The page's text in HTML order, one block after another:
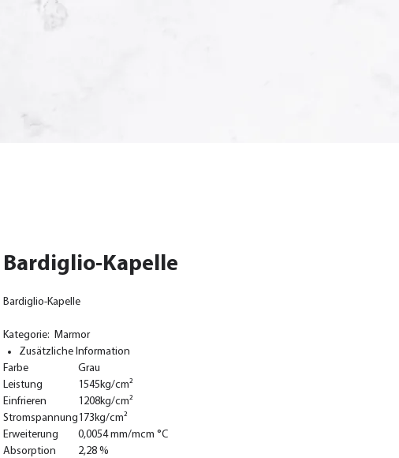
Bardiglio-Kapelle
Bardiglio-Kapelle
Kategorie: Marmor
Zusätzliche Information
Farbe
Grau
Leistung
1545kg/cm²
Einfrieren
1208kg/cm²
Stromspannung 173kg/cm²
Erweiterung
0,0054 mm/mcm °C
Absorption
2,28 %